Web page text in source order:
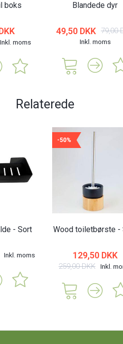
boks
Inkl. moms
Blandede dyr
49,50 DKK 79,00
Inkl. moms
Relaterede
- Sort
Inkl. moms
-50%
Wood toiletbørste -
129,50 DKK
259,00 DKK Inkl.